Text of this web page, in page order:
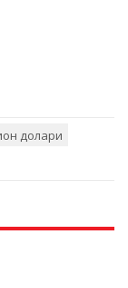
долари